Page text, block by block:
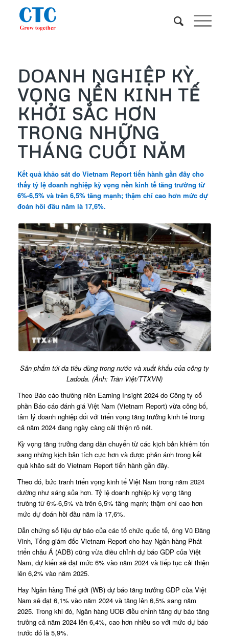
DOANH NGHIỆP KỲ
VỌNG NỀN KINH TẾ
KHỞI SẮC HƠN
TRONG NHỮNG
THÁNG CUỐI NĂM
Kết quả khảo sát do Vietnam Report tiến hành gần đây cho
thấy tỷ lệ doanh nghiệp kỳ vọng nền kinh tế tăng trưởng từ
6%-6,5% và trên 6,5% tăng mạnh; thậm chí cao hơn mức dự
đoán hồi đầu năm là 17,6%.
Sản phẩm túi da tiêu dùng trong nước và xuất khẩu của công ty
Ladoda. (Ảnh: Trần Việt/TTXVN)
Theo Báo cáo thường niên Earning Insight 2024 do Công ty cổ
phần Báo cáo đánh giá Việt Nam (Vietnam Report) vừa công bố,
tâm lý doanh nghiệp đối với triển vọng tăng trưởng kinh tế trong
cả năm 2024 đang ngày càng cải thiện rõ nét.
Kỳ vọng tăng trưởng đang dần chuyển từ các kịch bản khiêm tốn
sang những kịch bản tích cực hơn và được phản ánh trong kết
quả khảo sát do Vietnam Report tiến hành gần đây.
Theo đó, bức tranh triển vọng kinh tế Việt Nam trong năm 2024
dường như sáng sủa hơn. Tỷ lệ doanh nghiệp kỳ vọng tăng
trưởng từ 6%-6,5% và trên 6,5% tăng mạnh; thậm chí cao hơn
mức dự đoán hồi đầu năm là 17,6%.
Dẫn chứng số liệu dự báo của các tổ chức quốc tế, ông Vũ Đăng
Vinh, Tổng giám đốc Vietnam Report cho hay Ngân hàng Phát
triển châu Á (ADB) cũng vừa điều chỉnh dự báo GDP của Việt
Nam, dự kiến sẽ đạt mức 6% vào năm 2024 và tiếp tục cải thiện
lên 6,2% vào năm 2025.
Hay Ngân hàng Thế giới (WB) dự báo tăng trưởng GDP của Việt
Nam sẽ đạt 6,1% vào năm 2024 và tăng lên 6,5% sang năm
2025. Trong khi đó, Ngân hàng UOB điều chỉnh tăng dự báo tăng
trưởng cả năm 2024 lên 6,4%, cao hơn nhiều so với mức dự báo
trước đó là 5,9%.